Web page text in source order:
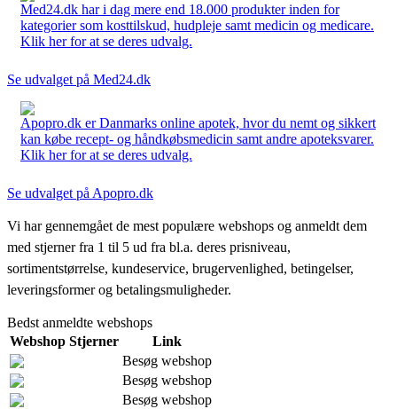
Med24.dk har i dag mere end 18.000 produkter inden for
kategorier som kosttilskud, hudpleje samt medicin og medicare.
Klik her for at se deres udvalg.
Se udvalget på Med24.dk
Apopro.dk er Danmarks online apotek, hvor du nemt og sikkert
kan købe recept- og håndkøbsmedicin samt andre apoteksvarer.
Klik her for at se deres udvalg.
Se udvalget på Apopro.dk
Vi har gennemgået de mest populære webshops og anmeldt dem
med stjerner fra 1 til 5 ud fra bl.a. deres prisniveau,
sortimentstørrelse, kundeservice, brugervenlighed, betingelser,
leveringsformer og betalingsmuligheder.
Bedst anmeldte webshops
Webshop Stjerner
Link
Besøg webshop
Besøg webshop
Besøg webshop